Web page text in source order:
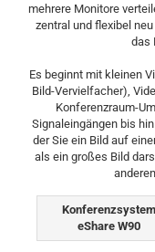
mehrere Monitore
zentral und flexibel
das
Es beginnt mit kleinen
Bild-Vervielfacher),
Konferenzraum-
Signaleingängen bis
der Sie ein Bild auf
als ein großes Bild
Konferenzsystem
eShare W90